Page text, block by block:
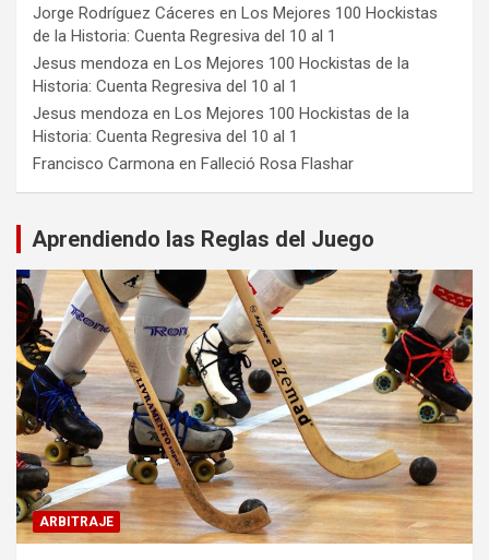
Jorge Rodríguez Cáceres en Los Mejores 100 Hockistas
de la Historia: Cuenta Regresiva del 10 al 1
Jesus mendoza en Los Mejores 100 Hockistas de la
Historia: Cuenta Regresiva del 10 al 1
Jesus mendoza en Los Mejores 100 Hockistas de la
Historia: Cuenta Regresiva del 10 al 1
Francisco Carmona en Falleció Rosa Flashar
Aprendiendo las Reglas del Juego
ARBITRAJE